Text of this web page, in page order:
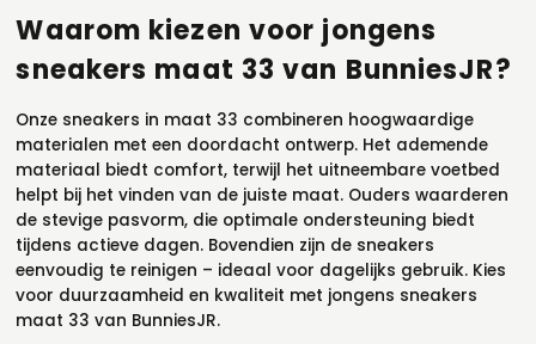
Waarom kiezen voor jongens
sneakers maat 33 van BunniesJR?
Onze sneakers in maat 33 combineren hoogwaardige
materialen met een doordacht ontwerp. Het ademende
materiaal biedt comfort, terwijl het uitneembare voetbed
helpt bij het vinden van de juiste maat. Ouders waarderen
de stevige pasvorm, die optimale ondersteuning biedt
tijdens actieve dagen. Bovendien zijn de sneakers
eenvoudig te reinigen – ideaal voor dagelijks gebruik. Kies
voor duurzaamheid en kwaliteit met jongens sneakers
maat 33 van BunniesJR.